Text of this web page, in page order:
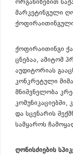
ორგანიზებით
მარკეტინგული
ქოფირაითინგული
ქოფირაითინგი
ცნებაა, ამიტომ
აუდიტორიას
კონკრეტული
მნიშვნელობა
და სცენარის
სამყაროს
ღონისძიების